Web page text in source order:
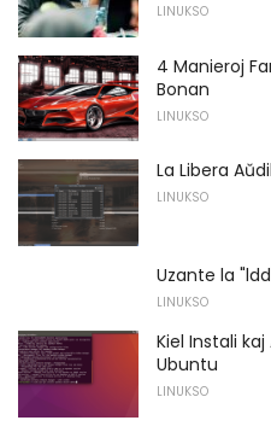
LINUKSO
4 Manieroj
Bonan
LINUKSO
La Libera
LINUKSO
Uzante la
LINUKSO
Kiel Instali
Ubuntu
LINUKSO